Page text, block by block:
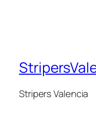
Stripers Valencia